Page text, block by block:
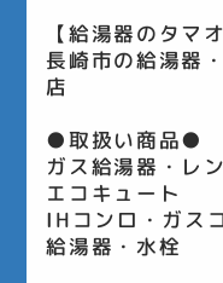
【給湯器のタマオ
長崎市の給湯器
店
●取扱い商品●
ガス給湯器・レ
エコキュート
IHコンロ・ガス
給湯器・水栓